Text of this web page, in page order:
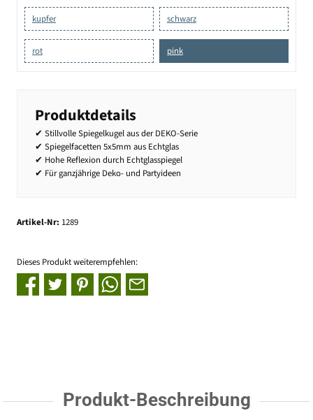
kupfer schwarz
rot pink
Produktdetails
✔ Stillvolle Spiegelkugel aus der DEKO-Serie
✔ Spiegelfacetten 5x5mm aus Echtglas
✔ Hohe Reflexion durch Echtglasspiegel
✔ Für ganzjährige Deko- und Partyideen
Artikel-Nr: 1289
Dieses Produkt weiterempfehlen:
Produkt-Beschreibung